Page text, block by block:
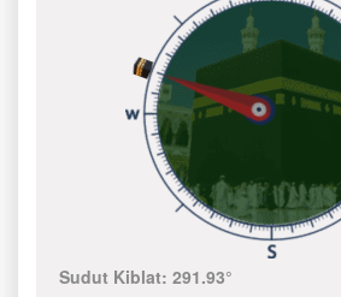
Sudut Kiblat:291.93°